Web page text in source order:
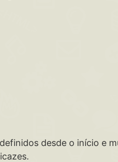
desde o início e